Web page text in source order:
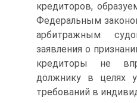
кредиторов,
Федеральным
арбитражным
заявления о
кредиторы не
должнику в целях
требований в